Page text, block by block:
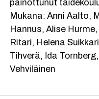
painottunut
Mukana: Anni Aalto,
Hannus, Alise
Ritari, Helena
Tihverä, Ida
Vehviläinen